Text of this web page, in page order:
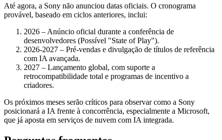
Até agora, a Sony não anunciou datas oficiais. O cronograma
provável, baseado em ciclos anteriores, inclui:
2026 – Anúncio oficial durante a conferência de
desenvolvedores (Possível "State of Play").
2026‑2027 – Pré‑vendas e divulgação de títulos de referência
com IA avançada.
2027 – Lançamento global, com suporte a
retrocompatibilidade total e programas de incentivo a
criadores.
Os próximos meses serão críticos para observar como a Sony
posicionará a IA frente à concorrência, especialmente a Microsoft,
que já aposta em serviços de nuvem com IA integrada.